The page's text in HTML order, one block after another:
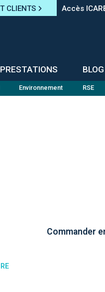
CLIENTS Accès
Environnement RSE
Commander